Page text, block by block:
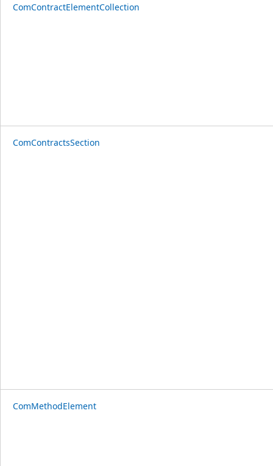
ComContractElementCollection
ComContractsSection
ComMethodElement